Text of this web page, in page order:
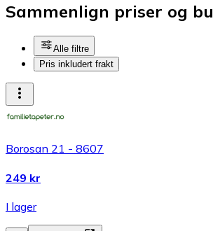
Sammenlign priser og
Alle filtre
Pris inkludert frakt
Borosan 21 - 8607
249 kr
I lager